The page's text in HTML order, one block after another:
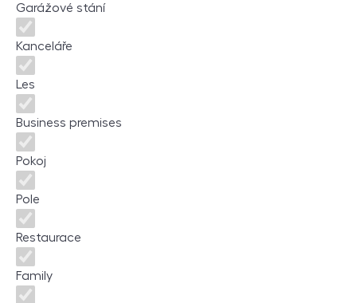
Garážové stání
Kanceláře
Les
Business premises
Pokoj
Pole
Restaurace
Family